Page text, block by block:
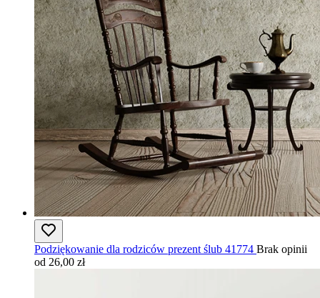
Podziękowanie dla rodziców prezent ślub 41774 Brak opinii
od 26,00 zł